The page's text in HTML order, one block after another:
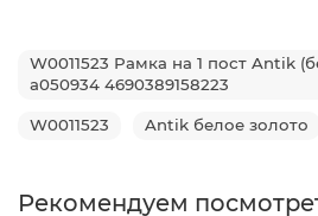
W0011523 Рамка на 1 пост Antik
a050934 4690389158223
W0011523 Antik белое золото
Рекомендуем